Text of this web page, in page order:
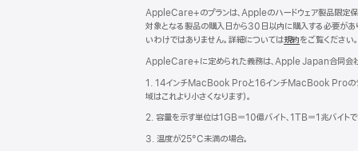
AppleCare+のプランは、Appleのハードウェア製品限定
対象となる製品の購入日から30日以内に購入する必要があ
いわけではありません。詳細については規約（新
ウ
イ
ウ
をご覧ください。
AppleCare+に定められた義務は、Apple Japan合同会
1. 14インチMacBook Proと16インチMacBook Proのディ
域はこれより小さくなります）。
2. 容量を示す単位は1GB＝10億バイト、1TB＝1兆バイトで
3. 温度が25°C未満の場合。